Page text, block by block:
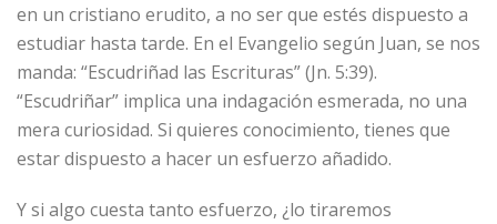
en un cristiano erudito, a no ser que estés dispuesto a
estudiar hasta tarde. En el Evangelio según Juan, se nos
manda: “Escudriñad las Escrituras” (Jn. 5:39).
“Escudriñar” implica una indagación esmerada, no una
mera curiosidad. Si quieres conocimiento, tienes que
estar dispuesto a hacer un esfuerzo añadido.
Y si algo cuesta tanto esfuerzo, ¿lo tiraremos